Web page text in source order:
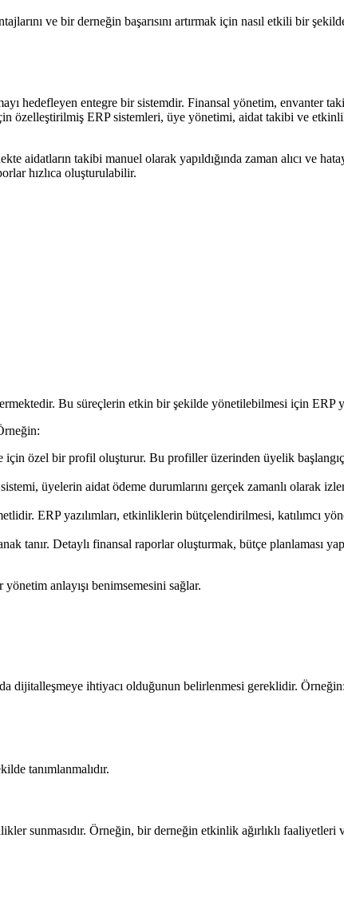
ve bir derneğin başarısını artırmak için nasıl etkili bir
hedefleyen entegre bir sistemdir. Finansal yönetim, envanter
özelleştirilmiş ERP sistemleri, üye yönetimi, aidat takibi ve
aidatların takibi manuel olarak yapıldığında zaman alıcı ve
hızlıca oluşturulabilir.
Bu süreçlerin etkin bir şekilde yönetilebilmesi için ERP
özel bir profil oluşturur. Bu profiller üzerinden üyelik başlangıç
üyelerin aidat ödeme durumlarını gerçek zamanlı olarak
ERP yazılımları, etkinliklerin bütçelendirilmesi, katılımcı
tanır. Detaylı finansal raporlar oluşturmak, bütçe planlaması
anlayışı benimsemesini sağlar.
dijitalleşmeye ihtiyacı olduğunun belirlenmesi gereklidir. Örneğin:
tanımlanmalıdır.
sunmasıdır. Örneğin, bir derneğin etkinlik ağırlıklı